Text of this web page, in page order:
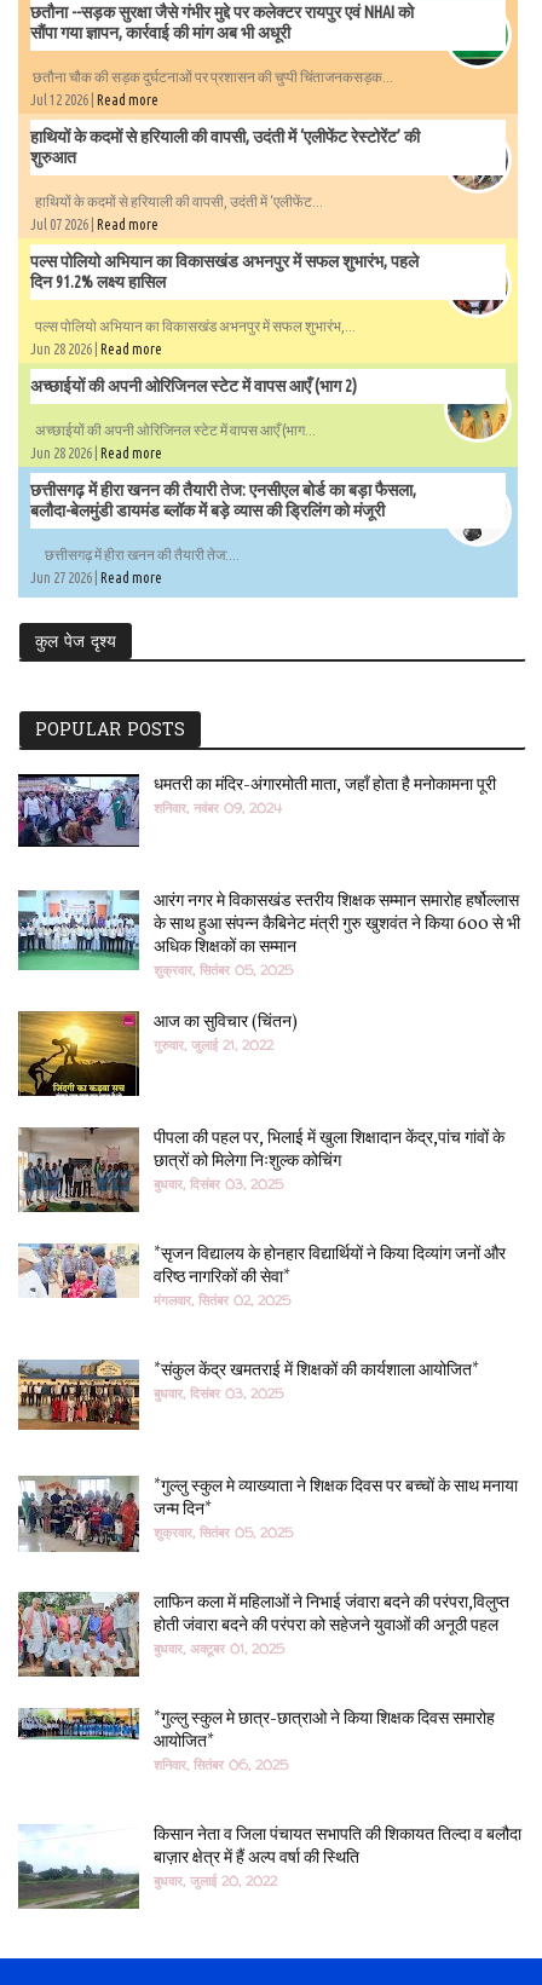
छतौना --सड़क सुरक्षा जैसे गंभीर मुद्दे पर कलेक्टर रायपुर एवं NHAI को
सौंपा गया ज्ञापन, कार्रवाई की मांग अब भी अधूरी
छतौना चौक की सड़क दुर्घटनाओं पर प्रशासन की चुप्पी चिंताजनकसड़क...
Jul 12 2026 | Read more
हाथियों के कदमों से हरियाली की वापसी, उदंती में ‘एलीफेंट रेस्टोरेंट’ की
शुरुआत
हाथियों के कदमों से हरियाली की वापसी, उदंती में ‘एलीफेंट...
Jul 07 2026 | Read more
पल्स पोलियो अभियान का विकासखंड अभनपुर में सफल शुभारंभ, पहले
दिन 91.2% लक्ष्य हासिल
पल्स पोलियो अभियान का विकासखंड अभनपुर में सफल शुभारंभ,...
Jun 28 2026 | Read more
अच्छाईयों की अपनी ओरिजिनल स्टेट में वापस आएँ (भाग 2)
अच्छाईयों की अपनी ओरिजिनल स्टेट में वापस आएँ (भाग...
Jun 28 2026 | Read more
छत्तीसगढ़ में हीरा खनन की तैयारी तेज: एनसीएल बोर्ड का बड़ा फैसला,
बलौदा-बेलमुंडी डायमंड ब्लॉक में बड़े व्यास की ड्रिलिंग को मंजूरी
छत्तीसगढ़ में हीरा खनन की तैयारी तेज:...
Jun 27 2026 | Read more
कुल पेज दृश्य
POPULAR POSTS
धमतरी का मंदिर-अंगारमोती माता, जहाँ होता है मनोकामना पूरी
शनिवार, नवंबर 09, 2024
आरंग नगर मे विकासखंड स्तरीय शिक्षक सम्मान समारोह हर्षोल्लास
के साथ हुआ संपन्न कैबिनेट मंत्री गुरु खुशवंत ने किया 600 से भी
अधिक शिक्षकों का सम्मान
शुक्रवार, सितंबर 05, 2025
आज का सुविचार (चिंतन)
गुरुवार, जुलाई 21, 2022
पीपला की पहल पर, भिलाई में खुला शिक्षादान केंद्र,पांच गांवों के
छात्रों को मिलेगा निःशुल्क कोचिंग
बुधवार, दिसंबर 03, 2025
*सृजन विद्यालय के होनहार विद्यार्थियों ने किया दिव्यांग जनों और
वरिष्ठ नागरिकों की सेवा*
मंगलवार, सितंबर 02, 2025
*संकुल केंद्र खमतराई में शिक्षकों की कार्यशाला आयोजित*
बुधवार, दिसंबर 03, 2025
*गुल्लु स्कुल मे व्याख्याता ने शिक्षक दिवस पर बच्चों के साथ मनाया
जन्म दिन*
शुक्रवार, सितंबर 05, 2025
लाफिन कला में महिलाओं ने निभाई जंवारा बदने की परंपरा,विलुप्त
होती जंवारा बदने की परंपरा को सहेजने युवाओं की अनूठी पहल
बुधवार, अक्टूबर 01, 2025
*गुल्लु स्कुल मे छात्र-छात्राओ ने किया शिक्षक दिवस समारोह
आयोजित*
शनिवार, सितंबर 06, 2025
किसान नेता व जिला पंचायत सभापति की शिकायत तिल्दा व बलौदा
बाज़ार क्षेत्र में हैं अल्प वर्षा की स्थिति
बुधवार, जुलाई 20, 2022